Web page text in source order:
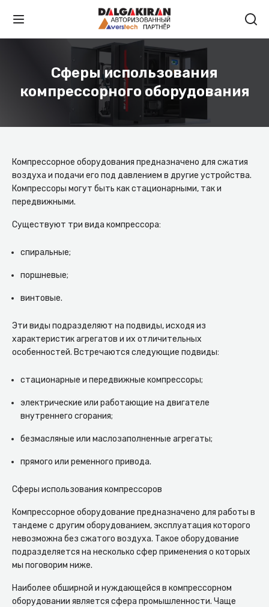
Сферы использования
компрессорного оборудования
Компрессорное оборудования предназначено для сжатия
воздуха и подачи его под давлением в другие устройства.
Компрессоры могут быть как стационарными, так и
передвижными.
Существуют три вида компрессора:
спиральные;
поршневые;
винтовые.
Эти виды подразделяют на подвиды, исходя из
характеристик агрегатов и их отличительных
особенностей. Встречаются следующие подвиды:
стационарные и передвижные компрессоры;
электрические или работающие на двигателе
внутреннего сгорания;
безмасляные или маслозаполненные агрегаты;
прямого или ременного привода.
Сферы использования компрессоров
Компрессорное оборудование предназначено для работы в
тандеме с другим оборудованием, эксплуатация которого
невозможна без сжатого воздуха. Такое оборудование
подразделяется на несколько сфер применения о которых
мы поговорим ниже.
Наиболее обширной и нуждающейся в компрессорном
оборудовании является сфера промышленности. Чаще